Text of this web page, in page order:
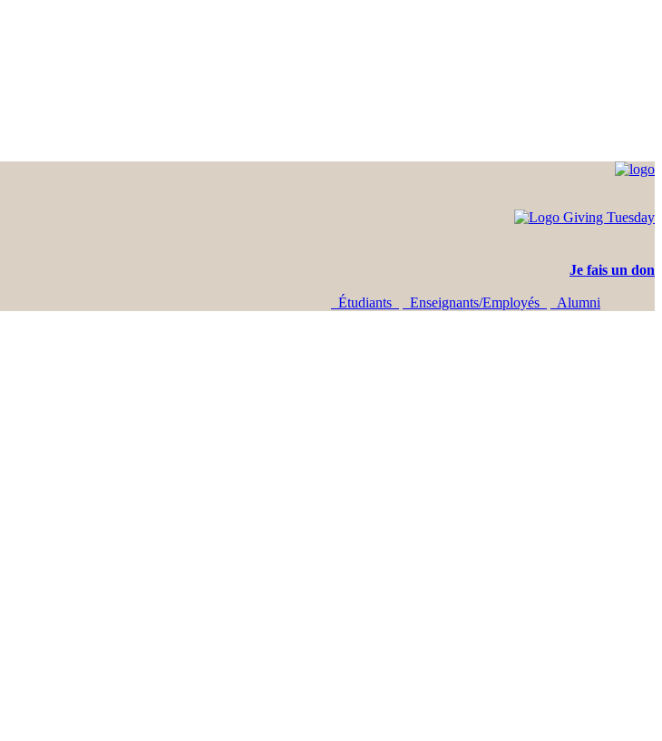
Je fais un don
Étudiants Enseignants/Employés
Alumni